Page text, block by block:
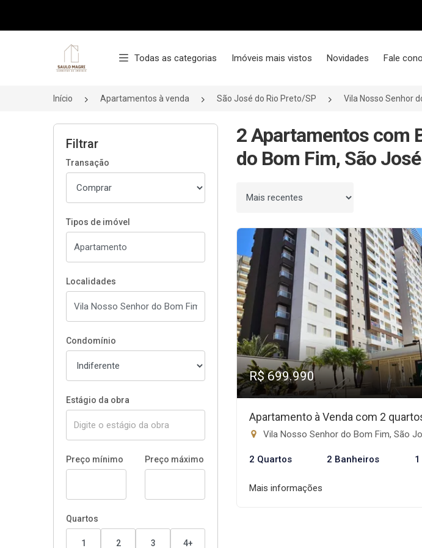
Página inicial
Todas as categorias Imóveis mais vistos Novidades Fale
Início Apartamentos à venda São José do Rio Preto/SP Vila Nosso Senhor
Filtrar
Transação
Tipos de imóvel
Localidades
Condomínio
Estágio da obra
Preço mínimo Preço máximo
Quartos
1 2 3 4+
2 Apartamentos com
do Bom Fim, São
Ordenar por
R$ 699.990
Apartamento à Venda com 2
Vila Nosso Senhor do Bom Fim, São José
2 Quartos 2 Banheiros
Mais informações